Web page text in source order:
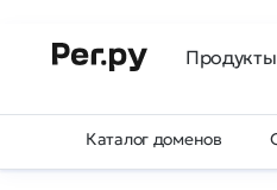
Каталог доменов